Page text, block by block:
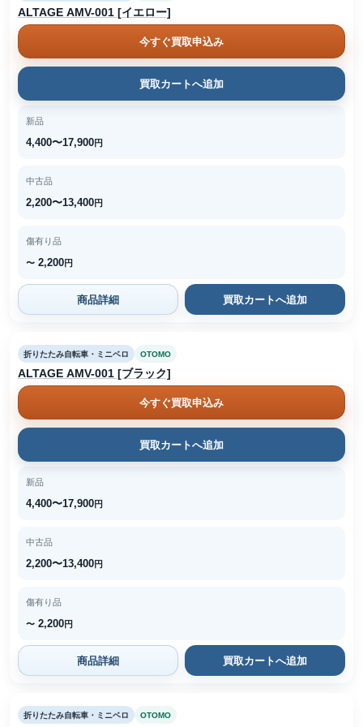
ALTAGE AMV-001 [イエロー]
今すぐ買取申込み
買取カートへ追加
新品
4,400〜17,900円
中古品
2,200〜13,400円
傷有り品
〜 2,200円
商品詳細 買取カートへ追加
折りたたみ自転車・ミニベロ OTOMO
ALTAGE AMV-001 [ブラック]
今すぐ買取申込み
買取カートへ追加
新品
4,400〜17,900円
中古品
2,200〜13,400円
傷有り品
〜 2,200円
商品詳細 買取カートへ追加
折りたたみ自転車・ミニベロ OTOMO